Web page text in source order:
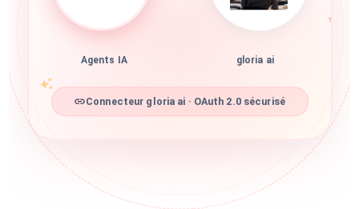
Agents IA gloria ai
Connecteur gloria ai · OAuth 2.0 sécurisé